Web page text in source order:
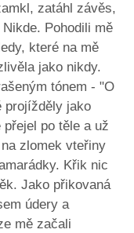
zatáhl závěs,
Pohodili mě
které na mě
jako nikdy.
tónem - "O
projížděly jako
po těle a už
zlomek vteřiny
Křik nic
Jako přikovaná
údery a
mě začali